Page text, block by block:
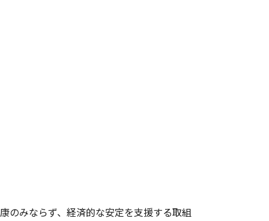
のみならず、経済的な安定を支援する取組